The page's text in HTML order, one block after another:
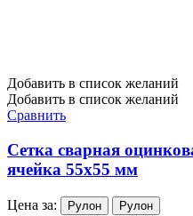
Добавить в список желаний
Добавить в список желаний
Сравнить
Сетка сварная
ячейка 55х55 мм
Цена за: Рулон Рулон